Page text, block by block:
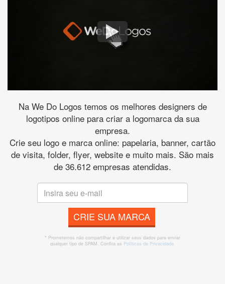
Na We Do Logos temos os melhores designers de
logotipos online para criar a logomarca da sua
empresa.
Crie seu logo e marca online: papelaria, banner, cartão
de visita, folder, flyer, website e muito mais. São mais
de 36.612 empresas atendidas.
CRIE SUA MARCA
* Prometemos não compartilhar e utilizar seus dados para enviar
qualquer tipo de SPAM. Confira as Políticas de Privacidade.